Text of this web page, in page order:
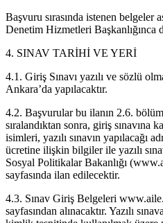
Başvuru sırasında istenen belgeler
Denetim Hizmetleri Başkanlığınca
4. SINAV TARİHİ VE YERİ
4.1. Giriş Sınavı yazılı ve sözlü
Ankara’da yapılacaktır.
4.2. Başvurular bu ilanın 2.6.
sıralandıktan sonra, giriş sınavına
isimleri, yazılı sınavın yapılacağı
ücretine ilişkin bilgiler ile yazılı
Sosyal Politikalar Bakanlığı
sayfasında ilan edilecektir.
4.3. Sınav Giriş Belgeleri
sayfasından alınacaktır. Yazılı